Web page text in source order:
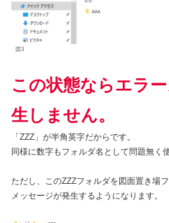
図3
この状態ならエラ
生しません。
「ZZZ」が半角英字だからです。
同様に数字もフォルダ名として問題無く
ただし、このZZZフォルダを図面置き場
メッセージが発生するようになります。